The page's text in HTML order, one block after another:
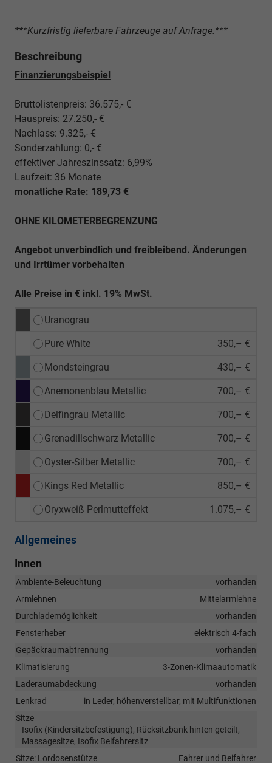
***Kurzfristig lieferbare Fahrzeuge auf Anfrage.***
Beschreibung
Finanzierungsbeispiel
Bruttolistenpreis: 36.575,- €
Hauspreis: 27.250,- €
Nachlass: 9.325,- €
Sonderzahlung: 0,- €
effektiver Jahreszinssatz: 6,99%
Laufzeit: 36 Monate
monatliche Rate: 189,73 €
OHNE KILOMETERBEGRENZUNG
Angebot unverbindlich und freibleibend. Änderungen
und Irrtümer vorbehalten
Alle Preise in € inkl. 19% MwSt.
Uranograu
Pure White 350,– €
Mondsteingrau 430,– €
Anemonenblau Metallic 700,– €
Delfingrau Metallic 700,– €
Grenadillschwarz Metallic 700,– €
Oyster-Silber Metallic 700,– €
Kings Red Metallic 850,– €
Oryxweiß Perlmutteffekt 1.075,– €
Allgemeines
Innen
Ambiente-Beleuchtung
vorhanden
Armlehnen
Mittelarmlehne
Durchlademöglichkeit
vorhanden
Fensterheber
elektrisch 4-fach
Gepäckraumabtrennung
vorhanden
Klimatisierung
3-Zonen-Klimaautomatik
Laderaumabdeckung
vorhanden
Lenkrad
in Leder, höhenverstellbar, mit Multifunktionen
Sitze
Isofix (Kindersitzbefestigung), Rücksitzbank hinten geteilt,
Massagesitze, Isofix Beifahrersitz
Sitze: Lordosenstütze
Fahrer und Beifahrer